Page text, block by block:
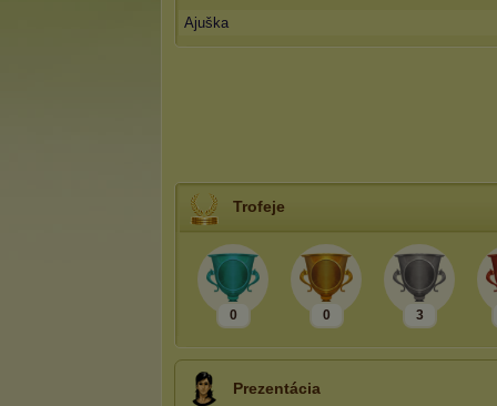
Ajuška
Trofeje
0 0 3
Prezentácia